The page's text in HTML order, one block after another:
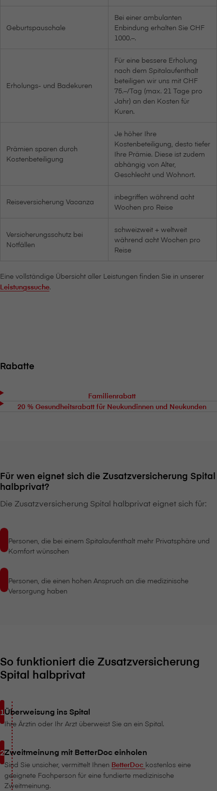
Geburtspauschale
Bei einer ambulanten
Enbindung erhalten Sie CHF
1000.–.
Erholungs- und Badekuren
Für eine bessere Erholung
nach dem Spitalaufenthalt
beteiligen wir uns mit CHF
75.–/Tag (max. 21 Tage pro
Jahr) an den Kosten für
Kuren.
Prämien sparen durch
Kostenbeteiligung
Je höher Ihre
Kostenbeteiligung, desto tiefer
Ihre Prämie. Diese ist zudem
abhängig von Alter,
Geschlecht und Wohnort.
Reiseversicherung Vacanza
inbegriffen während acht
Wochen pro Reise
Versicherungsschutz bei
Notfällen
schweizweit + weltweit
während acht Wochen pro
Reise
Eine vollständige Übersicht aller Leistungen finden Sie in unserer
Leistungssuche.
Rabatte
Familienrabatt
20 % Gesundheitsrabatt für Neukundinnen und Neukunden
Für wen eignet sich die Zusatzversicherung Spital
halbprivat?
Die Zusatzversicherung Spital halbprivat eignet sich für:
Personen, die bei einem Spitalaufenthalt mehr Privatsphäre und
Komfort wünschen
Personen, die einen hohen Anspruch an die medizinische
Versorgung haben
So funktioniert die Zusatzversicherung
Spital halbprivat
Überweisung ins Spital
Ihre Ärztin oder Ihr Arzt überweist Sie an ein Spital.
Zweitmeinung mit BetterDoc einholen
Sind Sie unsicher, vermittelt Ihnen BetterDoc kostenlos eine
geeignete Fachperson für eine fundierte medizinische
Zweitmeinung.